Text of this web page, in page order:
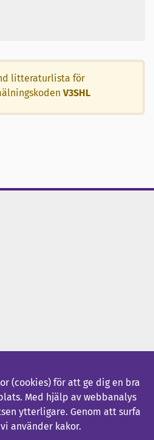
litteraturlista för
V3SHL
(cookies) för att ge dig en bra
Med hjälp av webbanalys
ytterligare. Genom att surfa
använder kakor.